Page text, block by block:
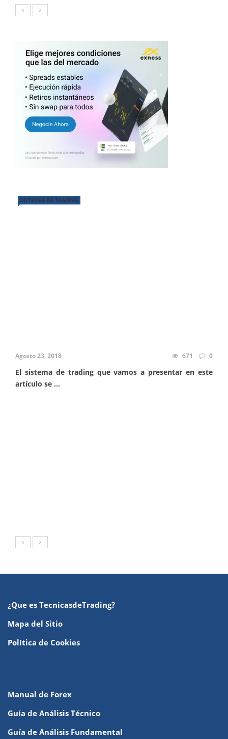
SISTEMAS DE TRADING
Agosto 23, 2018 671 0
El sistema de trading que vamos a presentar en este
artículo se ...
¿Que es TecnicasdeTrading?
Mapa del Sitio
Política de Cookies
Manual de Forex
Guía de Análisis Técnico
Guía de Análisis Fundamental